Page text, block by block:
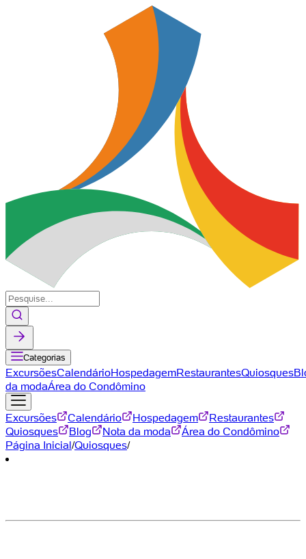
Categorias
ExcursõesCalendárioHospedagemRestaurantesQuiosques
da modaÁrea do Condômino
Excursões Calendário Hospedagem
Restaurantes
Quiosques
Blog Nota da moda
Área do Condômino
Página Inicial/Quiosques/